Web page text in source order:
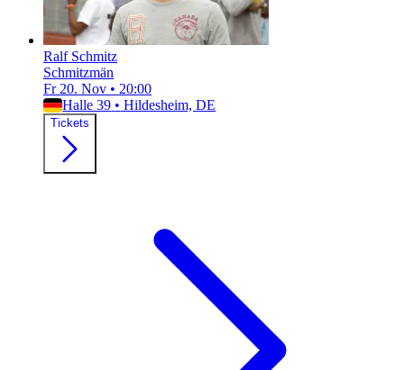
Ralf Schmitz
Schmitzmän
Fr 20. Nov • 20:00
Halle 39 • Hildesheim, DE
Tickets